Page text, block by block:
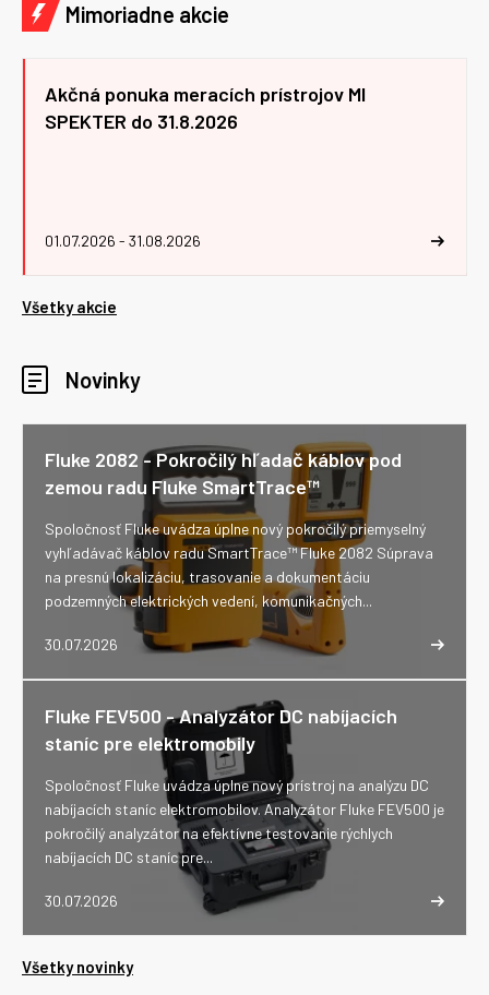
Mimoriadne akcie
Akčná ponuka meracích prístrojov MI
SPEKTER do 31.8.2026
01.07.2026 - 31.08.2026
Všetky akcie
Novinky
Fluke 2082 - Pokročilý hľadač káblov pod
zemou radu Fluke SmartTrace™
30.07.2026
Spoločnosť Fluke uvádza úplne nový pokročilý priemyselný
vyhľadávač káblov radu SmartTrace™ Fluke 2082 Súprava
na presnú lokalizáciu, trasovanie a dokumentáciu
podzemných elektrických vedení, komunikačných...
Fluke FEV500 - Analyzátor DC nabíjacích
staníc pre elektromobily
30.07.2026
Spoločnosť Fluke uvádza úplne nový prístroj na analýzu DC
nabíjacích staníc elektromobilov. Analyzátor Fluke FEV500 je
pokročilý analyzátor na efektívne testovanie rýchlych
nabíjacích DC staníc pre...
Všetky novinky